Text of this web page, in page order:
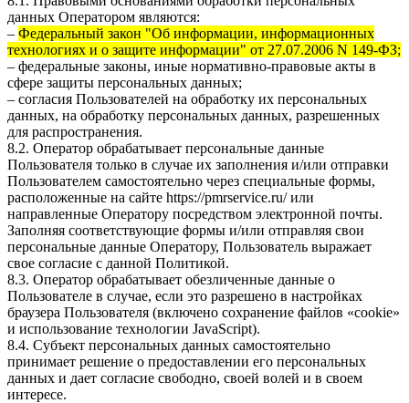
данных Оператором являются:
– Федеральный закон "Об информации, информационных
технологиях и о защите информации" от 27.07.2006 N 149-ФЗ;
– федеральные законы, иные нормативно-правовые акты в
сфере защиты персональных данных;
– согласия Пользователей на обработку их персональных
данных, на обработку персональных данных, разрешенных
для распространения.
8.2. Оператор обрабатывает персональные данные
Пользователя только в случае их заполнения и/или отправки
Пользователем самостоятельно через специальные формы,
расположенные на сайте https://pmrservice.ru/или
направленные Оператору посредством электронной почты.
Заполняя соответствующие формы и/или отправляя свои
персональные данные Оператору, Пользователь выражает
свое согласие с данной Политикой.
8.3. Оператор обрабатывает обезличенные данные о
Пользователе в случае, если это разрешено в настройках
браузера Пользователя (включено сохранение файлов «cookie»
и использование технологии JavaScript).
8.4. Субъект персональных данных самостоятельно
принимает решение о предоставлении его персональных
данных и дает согласие свободно, своей волей и в своем
интересе.